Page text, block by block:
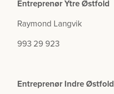
Entreprenør Ytre Østfold
Raymond Langvik
993 29 923
Entreprenør Indre Østfold